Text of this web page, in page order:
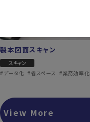
製本図面スキャン
スキャン
#データ化 #省スペース #業務効率化
View More